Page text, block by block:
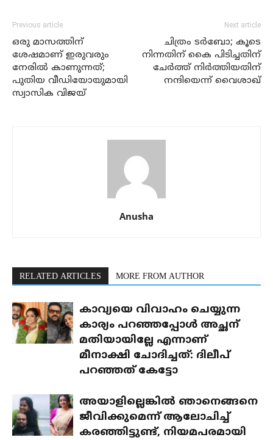
Previous article
ഒരു മാസത്തിന്
ശേഷമാണ് ഇരുവരും
നേരില്‍ കാണുന്നത്;
പുതിയ വീഡിയോയുമായി
സ്വാസിക വിജയ്
Next article
ചിത്രം ടര്‍ബോ; കൂടെ
നിന്നതിന് കൈ പിടിച്ചതിന്
ചേര്‍ത്ത് നിര്‍ത്തിയതിന്
നന്ദിയെന്ന് വൈശാഖ്
Anusha
RELATED ARTICLES MORE FROM AUTHOR
കാവ്യയെ വിവാഹം ചെയ്യുന്ന
കാര്യം പറഞ്ഞപ്പോൾ അച്ഛന്
മതിയായില്ലേ എന്നാണ്
മീനാക്ഷി ചോദിച്ചത്: ദിലീപ്
പറഞ്ഞത് കേട്ടോ
അയാളില്ലെങ്കിൽ ഞാനെങ്ങനെ
ജീവിക്കുമെന്ന് ആലോചിച്ച്
കരഞ്ഞിട്ടുണ്ട്, നിയമപരമായി